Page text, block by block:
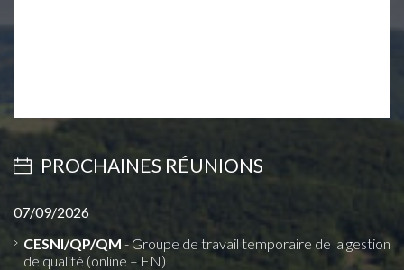
PROCHAINES RÉUNIONS
07/09/2026
CESNI/QP/QM - Groupe de travail temporaire de la gestion
de qualité (online – EN)